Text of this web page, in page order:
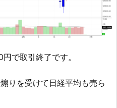
で取引終了です。
りを受けて日経平均も売ら